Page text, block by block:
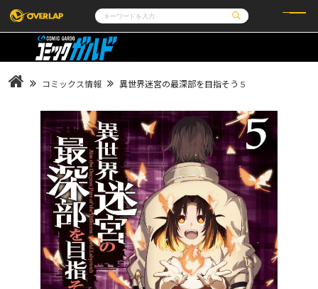
コミック
LiQulle
ライトノベル
ノベルス
ノベルスf
ポケットモンスター
アニメ
ゲーム
オーバーラップ広報室
企業
会社概要
採用情報
アクセス
オーバーラップホールディングス
お問い合わせはこちら
オーバーラップ文庫
オーバーラップノベルス
オーバーラップノベルスf
コミックス情報 異世界迷宮の最深部を目指そう 5